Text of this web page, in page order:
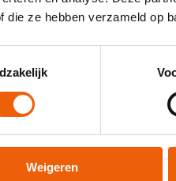
die ze hebben verzameld op
Weigeren
Confirm Email
een trainer, als dit nodig